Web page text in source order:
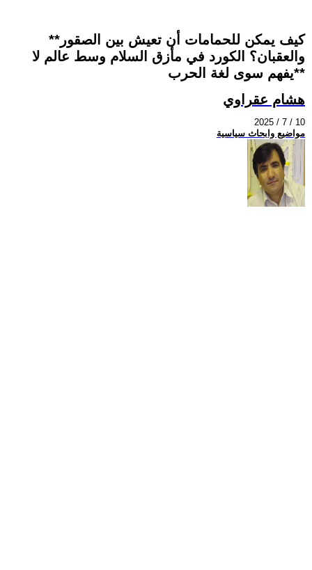
**كيف يمكن للحمامات أن تعيش بين الصقور
والعقبان؟ الكورد في مأزق السلام وسط عالم لا
يفهم سوى لغة الحرب**
هشام عقراوي
2025 / 7 / 10
مواضيع وابحاث سياسية